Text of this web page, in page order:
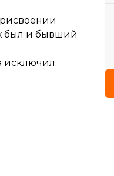
был и бывший
исключил.